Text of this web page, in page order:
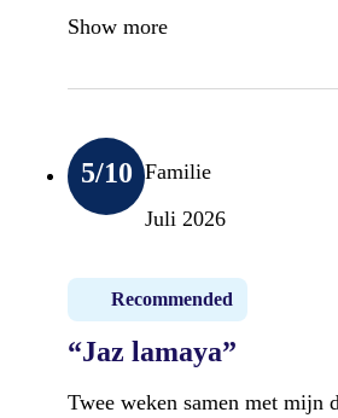
Show more
5/10 Familie
Juli 2026
Recommended
“Jaz lamaya”
Twee weken samen met mijn